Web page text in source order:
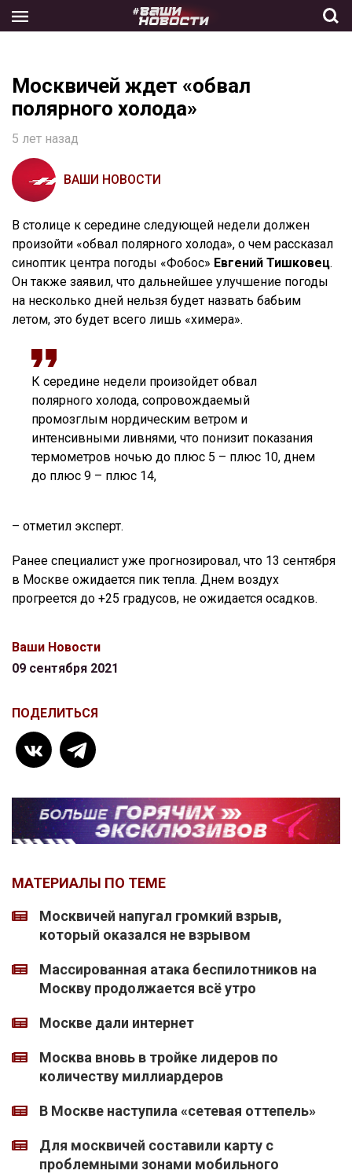
the
Москвичей ждет «обвал
полярного холода»
5 лет назад
ВАШИ НОВОСТИ
В столице к середине следующей недели должен
произойти «обвал полярного холода», о чем рассказал
синоптик центра погоды «Фобос» Евгений Тишковец.
Он также заявил, что дальнейшее улучшение погоды
на несколько дней нельзя будет назвать бабьим
летом, это будет всего лишь «химера».
К середине недели произойдет обвал
полярного холода, сопровождаемый
промозглым нордическим ветром и
интенсивными ливнями, что понизит показания
термометров ночью до плюс 5 – плюс 10, днем
до плюс 9 – плюс 14,
– отметил эксперт.
Ранее специалист уже прогнозировал, что 13 сентября
в Москве ожидается пик тепла. Днем воздух
прогреется до +25 градусов, не ожидается осадков.
Ваши Новости
09 сентября 2021
ПОДЕЛИТЬСЯ
МАТЕРИАЛЫ ПО ТЕМЕ
Москвичей напугал громкий взрыв,
который оказался не взрывом
Массированная атака беспилотников на
Москву продолжается всё утро
Москве дали интернет
Москва вновь в тройке лидеров по
количеству миллиардеров
В Москве наступила «сетевая оттепель»
Для москвичей составили карту с
проблемными зонами мобильного